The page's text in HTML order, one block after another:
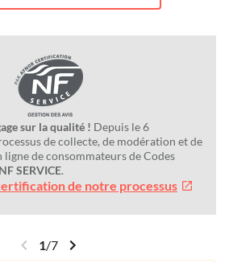
sur la qualité ! Depuis le 6
de collecte, de modération et de
de consommateurs de Codes
SERVICE.
de notre processus
1/7